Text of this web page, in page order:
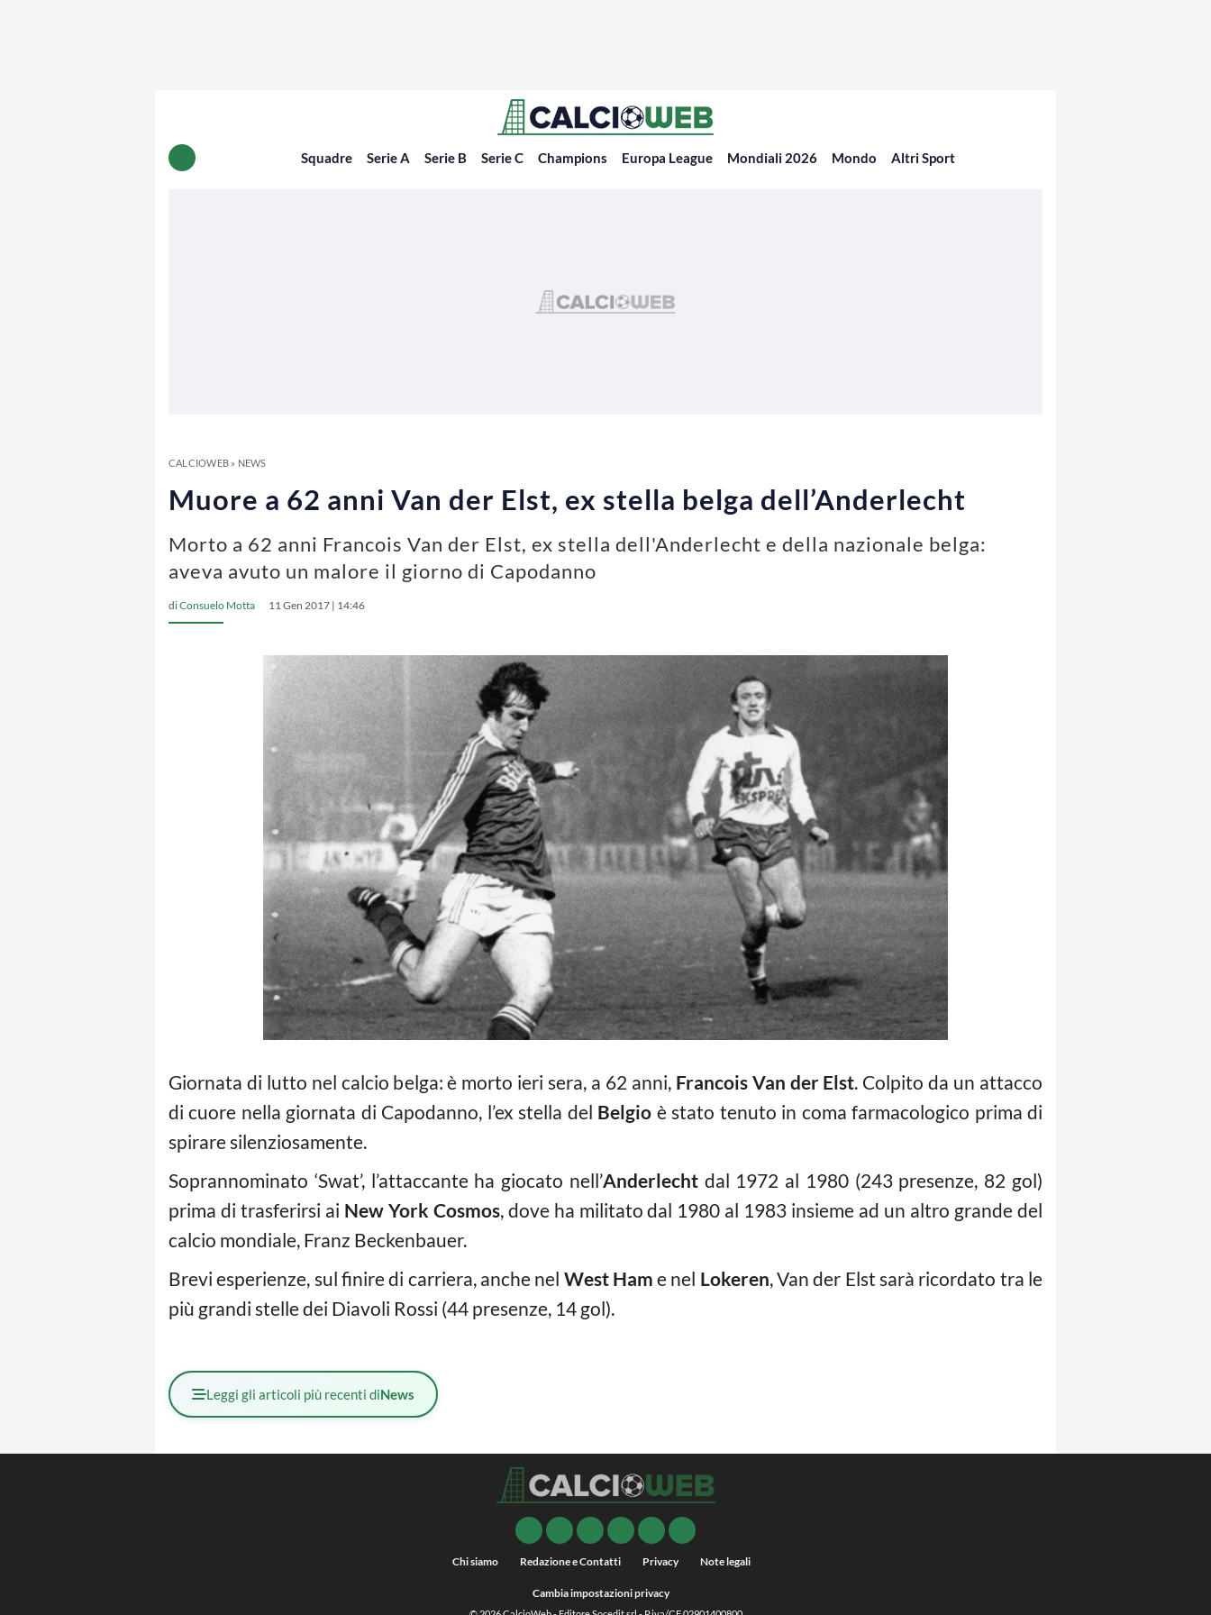
Squadre Serie A Serie B Serie C Champions Europa League Mondiali 2026 Mondo Altri Sport
CALCIOWEB» NEWS
Muore a 62 anni Van der Elst, ex stella belga dell’Anderlecht
Morto a 62 anni Francois Van der Elst, ex stella dell'Anderlecht e della nazionale belga:
aveva avuto un malore il giorno di Capodanno
diConsuelo Motta 11 Gen 2017 | 14:46
Giornata di lutto nel calcio belga: è morto ieri sera, a 62 anni, Francois Van der Elst. Colpito da un attacco
di cuore nella giornata di Capodanno, l’ex stella del Belgio è stato tenuto in coma farmacologico prima di
spirare silenziosamente.
Soprannominato ‘Swat’, l’attaccante ha giocato nell’Anderlechtdal 1972 al 1980 (243 presenze, 82 gol)
prima di trasferirsi ai New York Cosmos, dove ha militato dal 1980 al 1983 insieme ad un altro grande del
calcio mondiale, Franz Beckenbauer.
Brevi esperienze, sul finire di carriera, anche nel West Ham e nel Lokeren, Van der Elst sarà ricordato tra le
più grandi stelle dei Diavoli Rossi (44 presenze, 14 gol).
Leggi gli articoli più recenti diNews
Chi siamo Redazione e Contatti Privacy Note legali
Cambia impostazioni privacy